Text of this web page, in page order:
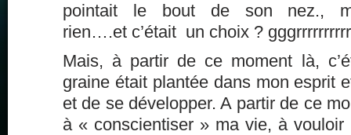
pointait le bout de son nez.,
rien….et c’était un choix ?
Mais, à partir de ce moment là,
graine était plantée dans mon esprit
et de se développer. A partir de ce
à « conscientiser » ma vie, à vouloir